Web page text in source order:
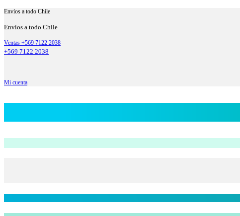
Envíos a todo Chile
Envíos a todo Chile
Ventas +569 7122 2038
+569 7122 2038
Mi cuenta